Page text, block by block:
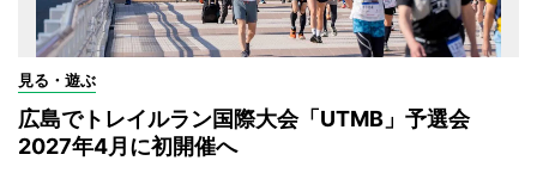
見る・遊ぶ
広島でトレイルラン国際大会「UTMB」予選会
2027年4月に初開催へ